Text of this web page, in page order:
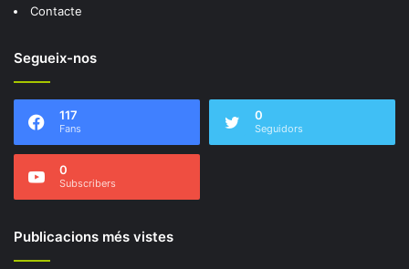
Contacte
Segueix-nos
117
Fans
0
Seguidors
0
Subscribers
Publicacions més vistes